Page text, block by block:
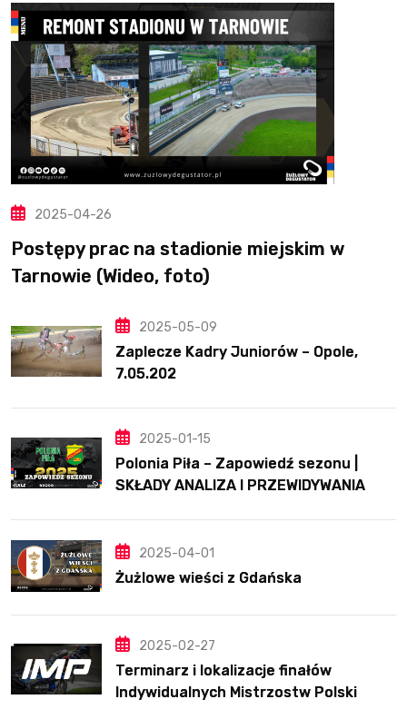
2025-04-26
Postępy prac na stadionie miejskim w
Tarnowie (Wideo, foto)
2025-05-09
Zaplecze Kadry Juniorów – Opole,
7.05.202
2025-01-15
Polonia Piła – Zapowiedź sezonu |
SKŁADY ANALIZA I PRZEWIDYWANIA
2025-04-01
Żużlowe wieści z Gdańska
2025-02-27
Terminarz i lokalizacje finałów
Indywidualnych Mistrzostw Polski